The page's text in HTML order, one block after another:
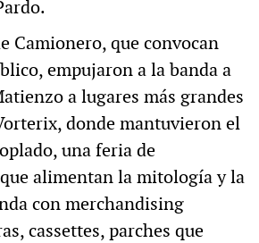
Camionero, que convocan
empujaron a la banda a
a lugares más grandes
donde mantuvieron el
una feria de
alimentan la mitología y la
con merchandising
cassettes, parches que